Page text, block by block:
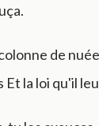
de
Et la loi qu'il